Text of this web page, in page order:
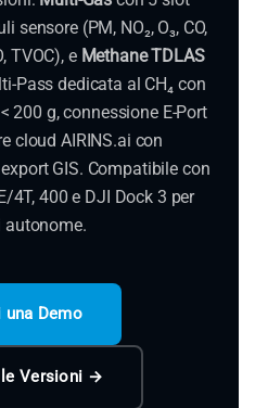
(PM, NO₂, O₃, CO,
TVOC), e Methane TDLAS
Pass dedicata al CH₄ con
200 g, connessione E-Port
cloud AIRINS.ai con
GIS. Compatibile con
4T, 400 e DJI Dock 3 per
autonome.
una Demo
Versioni →